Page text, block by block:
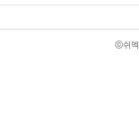
ⓒ쉬멕